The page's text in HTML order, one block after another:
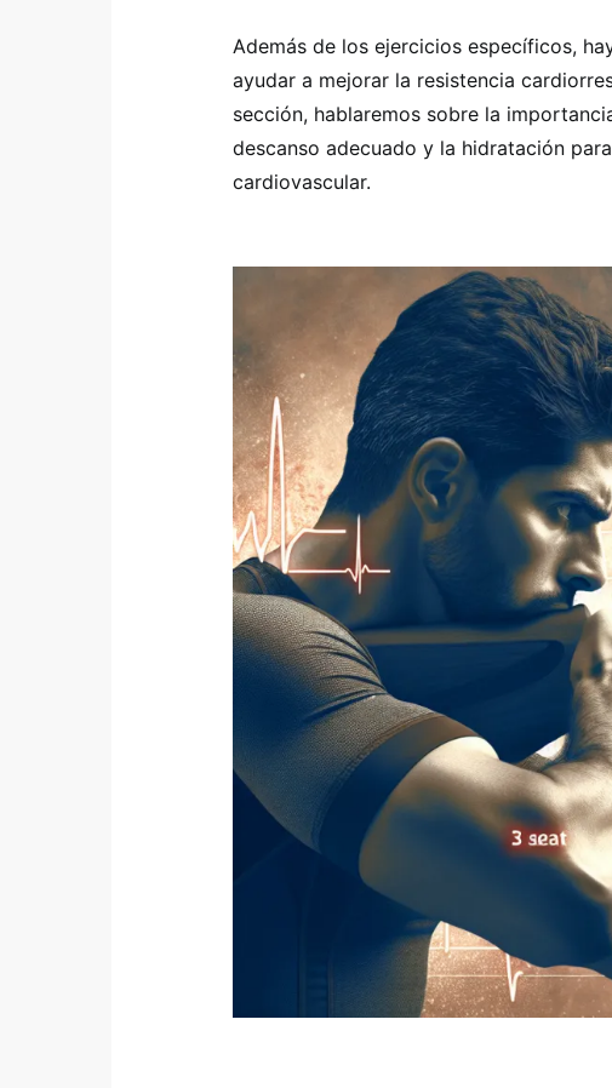
Además de los ejercicios específicos,
ayudar a mejorar la resistencia
sección, hablaremos sobre la
descanso adecuado y la hidratación
cardiovascular.